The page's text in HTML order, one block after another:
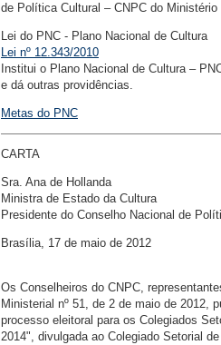
de Política Cultural – CNPC do
Lei do PNC - Plano Nacional de Cultura
Lei nº 12.343/2010
Institui o Plano Nacional de Cultura –
e dá outras providências.
Metas do PNC
CARTA
Sra. Ana de Hollanda
Ministra de Estado da Cultura
Presidente do Conselho Nacional de
Brasília, 17 de maio de 2012
Os Conselheiros do CNPC,
Ministerial nº 51, de 2 de maio de 2012,
processo eleitoral para os Colegiados
2014", divulgada ao Colegiado Setorial